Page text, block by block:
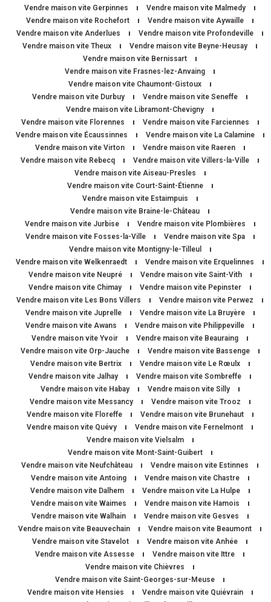
Vendre maison vite Gerpinnes
Vendre maison vite Malmedy
Vendre maison vite Rochefort
Vendre maison vite Aywaille
Vendre maison vite Anderlues
Vendre maison vite Profondeville
Vendre maison vite Theux
Vendre maison vite Beyne-Heusay
Vendre maison vite Bernissart
Vendre maison vite Frasnes-lez-Anvaing
Vendre maison vite Chaumont-Gistoux
Vendre maison vite Durbuy
Vendre maison vite Seneffe
Vendre maison vite Libramont-Chevigny
Vendre maison vite Florennes
Vendre maison vite Farciennes
Vendre maison vite Écaussinnes
Vendre maison vite La Calamine
Vendre maison vite Virton
Vendre maison vite Raeren
Vendre maison vite Rebecq
Vendre maison vite Villers-la-Ville
Vendre maison vite Aiseau-Presles
Vendre maison vite Court-Saint-Étienne
Vendre maison vite Estaimpuis
Vendre maison vite Braine-le-Château
Vendre maison vite Jurbise
Vendre maison vite Plombières
Vendre maison vite Fosses-la-Ville
Vendre maison vite Spa
Vendre maison vite Montigny-le-Tilleul
Vendre maison vite Welkenraedt
Vendre maison vite Erquelinnes
Vendre maison vite Neupré
Vendre maison vite Saint-Vith
Vendre maison vite Chimay
Vendre maison vite Pepinster
Vendre maison vite Les Bons Villers
Vendre maison vite Perwez
Vendre maison vite Juprelle
Vendre maison vite La Bruyère
Vendre maison vite Awans
Vendre maison vite Philippeville
Vendre maison vite Yvoir
Vendre maison vite Beauraing
Vendre maison vite Orp-Jauche
Vendre maison vite Bassenge
Vendre maison vite Bertrix
Vendre maison vite Le Rœulx
Vendre maison vite Jalhay
Vendre maison vite Sombreffe
Vendre maison vite Habay
Vendre maison vite Silly
Vendre maison vite Messancy
Vendre maison vite Trooz
Vendre maison vite Floreffe
Vendre maison vite Brunehaut
Vendre maison vite Quévy
Vendre maison vite Fernelmont
Vendre maison vite Vielsalm
Vendre maison vite Mont-Saint-Guibert
Vendre maison vite Neufchâteau
Vendre maison vite Estinnes
Vendre maison vite Antoing
Vendre maison vite Chastre
Vendre maison vite Dalhem
Vendre maison vite La Hulpe
Vendre maison vite Waimes
Vendre maison vite Hamois
Vendre maison vite Walhain
Vendre maison vite Gesves
Vendre maison vite Beauvechain
Vendre maison vite Beaumont
Vendre maison vite Stavelot
Vendre maison vite Anhée
Vendre maison vite Assesse
Vendre maison vite Ittre
Vendre maison vite Chièvres
Vendre maison vite Saint-Georges-sur-Meuse
Vendre maison vite Hensies
Vendre maison vite Quiévrain